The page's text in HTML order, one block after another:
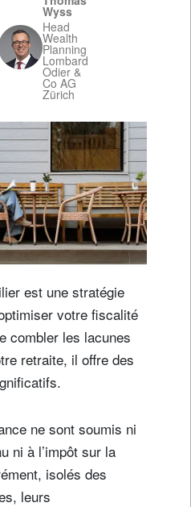
Wyss
Head
Wealth
Planning
Lombard
Odier &
Co AG
Zürich
est une stratégie
votre fiscalité
combler les lacunes
retraite, il offre des
ne sont soumis ni
ni à l’impôt sur la
isolés des
leurs